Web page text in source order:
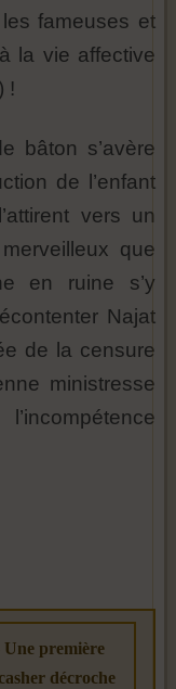
fameuses et
la vie affective
!
bâton s’avère
de l’enfant
vers un
que
en ruine s’y
Najat
de la censure
ministresse
première
décroche